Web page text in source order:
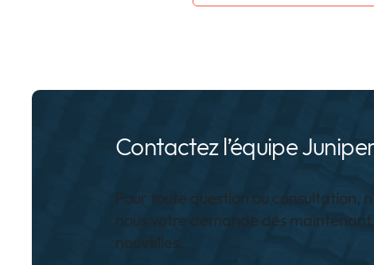
Contactez l’équipe
Pour toute question ou consultation,
nous votre demande dès
nouvelles.